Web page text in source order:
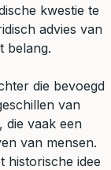
kwestie te
advies van
belang.
die bevoegd
van
die vaak een
van mensen.
historische idee